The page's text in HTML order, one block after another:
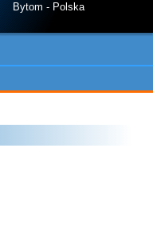
Bytom - Polska